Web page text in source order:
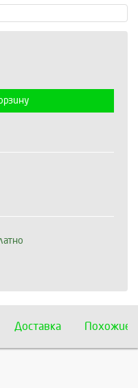
Доставка Похожие